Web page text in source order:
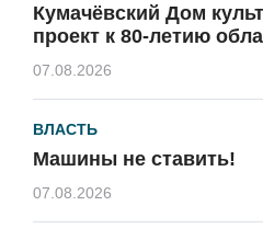
Кумачёвский Дом
проект к 80-летию
07.08.2026
ВЛАСТЬ
Машины не ставить!
07.08.2026